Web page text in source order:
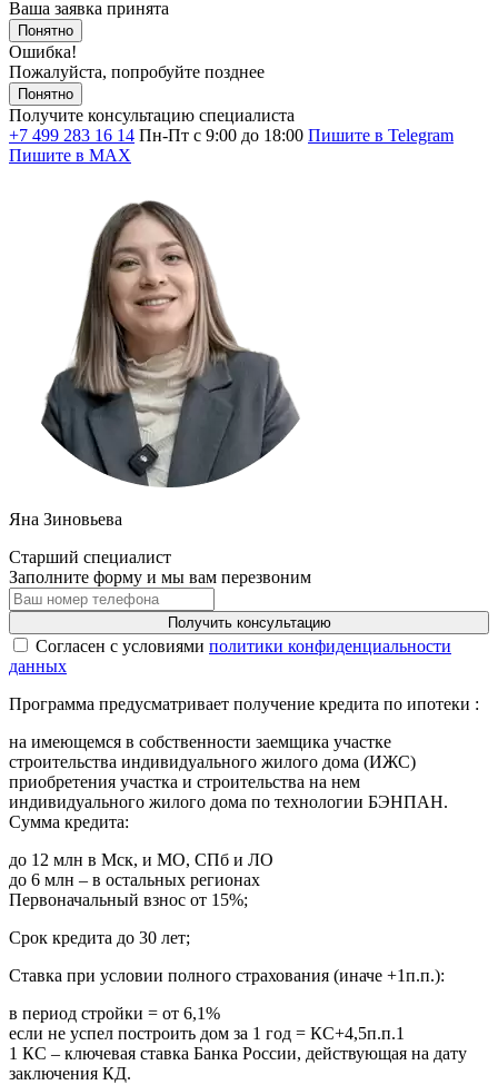
Ваша заявка принята
Понятно
Ошибка!
Пожалуйста, попробуйте позднее
Понятно
Получите консультацию специалиста
+7 499 283 16 14 Пн-Пт с 9:00 до 18:00 Пишите в Telegram
Пишите в MAX
Яна Зиновьева
Старший специалист
Заполните форму и мы вам перезвоним
Получить консультацию
Cогласен с условиями политики конфиденциальности
данных
Программа предусматривает получение кредита по ипотеки :
на имеющемся в собственности заемщика участке
строительства индивидуального жилого дома (ИЖС)
приобретения участка и строительства на нем
индивидуального жилого дома по технологии БЭНПАН.
Сумма кредита:
до 12 млн в Мск, и МО, СПб и ЛО
до 6 млн – в остальных регионах
Первоначальный взнос от 15%;
Срок кредита до 30 лет;
Ставка при условии полного страхования (иначе +1п.п.):
в период стройки = от 6,1%
если не успел построить дом за 1 год = КС+4,5п.п.1
1 КС – ключевая ставка Банка России, действующая на дату
заключения КД.